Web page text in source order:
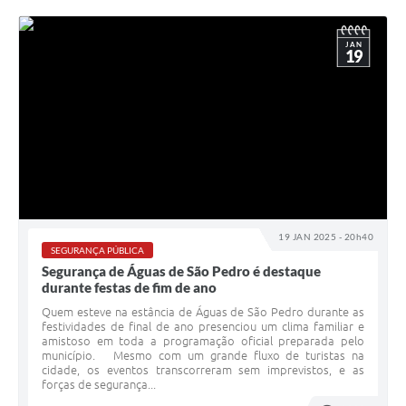
19 JAN 2025 - 20h40
JAN
19
SEGURANÇA PÚBLICA
Segurança de Águas de São Pedro é destaque
durante festas de fim de ano
Quem esteve na estância de Águas de São Pedro durante as
festividades de final de ano presenciou um clima familiar e
amistoso em toda a programação oficial preparada pelo
município. Mesmo com um grande fluxo de turistas na
cidade, os eventos transcorreram sem imprevistos, e as
forças de segurança...